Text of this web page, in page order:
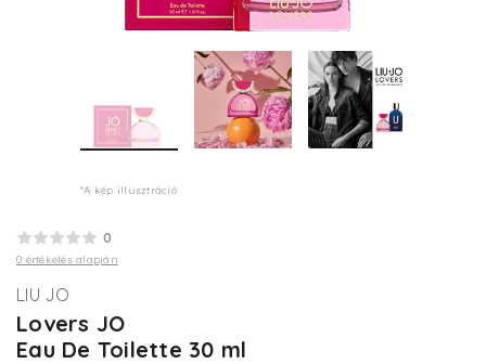
*A kép illusztráció
0
0 értékelés alapján
LIU JO
Lovers JO
Eau De Toilette 30 ml